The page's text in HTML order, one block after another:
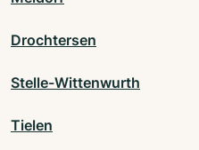
Drochtersen
Stelle-Wittenwurth
Tielen